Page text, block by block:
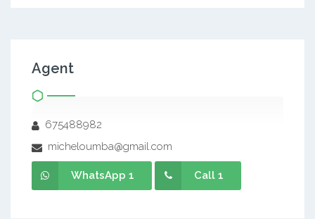
Agent
675488982
micheloumba@gmail.com
WhatsApp 1 Call 1